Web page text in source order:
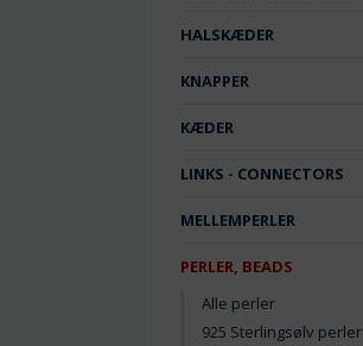
HALSKÆDER
KNAPPER
KÆDER
LINKS - CONNECTORS
MELLEMPERLER
PERLER, BEADS
Alle perler
925 Sterlingsølv perler